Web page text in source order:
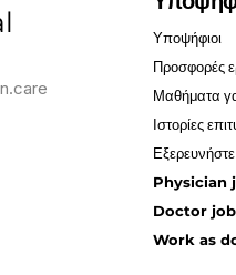
Υποψήφιοι
Προσφορές
Μαθήματα
Ιστορίες
Physician
Doctor
Work as